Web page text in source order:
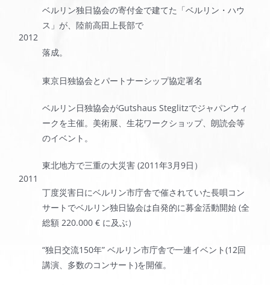
2012
ベルリン独日協会の寄付金で建てた「ベルリン・ハウ
ス」が、陸前高田上長部で
落成。
2011
東京日独協会とパートナーシップ協定署名
ベルリン日独協会がGutshaus Steglitzでジャパンウィ
ークを主催。美術展、生花ワークショップ、朗読会等
のイベント。
東北地方で三重の大災害 (2011年3月9日）
丁度災害日にベルリン市庁舎で催されていた長唄コン
サートでベルリン独日協会は自発的に募金活動開始 (全
総額 220.000 € に及ぶ）
“独日交流150年” ベルリン市庁舎で一連イベント(12回
講演、多数のコンサート)を開催。